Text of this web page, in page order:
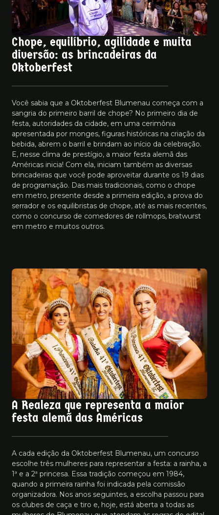
Chope, equilíbrio, agilidade e muita
diversão: as brincadeiras da
Oktoberfest
Você sabia que a Oktoberfest Blumenau começa com a
sangria do primeiro barril de chope? No primeiro dia de
festa, autoridades da cidade, em uma cerimônia
apresentada por monges, figuras históricas na criação da
bebida, abrem o barril e brindam ao início da celebração.
E, nesse clima de prestígio, a maior festa alemã das
Américas inicia! Com ela, iniciam também as diversas
brincadeiras que você pode aproveitar durante os 19 dias
de programação. Das mais tradicionais, como o chope
em metro, presente desde a primeira edição, a prova do
serrador e os equilibristas de chope, até as mais recentes,
como o concurso de comedores de rollmops, bratwurst
em metro e muitos outros.
A Realeza que representa a maior
festa alemã das Américas
A cada edição da Oktoberfest Blumenau, um concurso
escolhe três mulheres para representar a festa: a rainha, a
1ª e a 2ª princesa. Essa tradição começou em 1984,
quando a primeira rainha foi indicada pela comissão
organizadora. Nos anos seguintes, a escolha passou para
os clubes de caça e tiro e, hoje, está aberta a todas as